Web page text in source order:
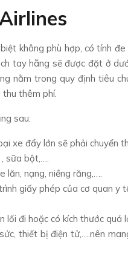
không phù hợp, có tính
tay hãng sẽ được đặt ở
nằm trong quy định tiêu
thu thêm phí.
sau:
xe đẩy lớn sẽ phải chuyển
sữa bột,….
nạng, niềng răng,….
giấy phép của cơ quan y
lối đi hoặc có kích thước quá
thiết bị điện tử,….nên